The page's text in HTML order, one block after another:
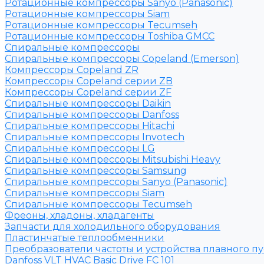
Ротационные компрессоры Sanyo (Panasonic)
Ротационные компрессоры Siam
Ротационные компрессоры Tecumseh
Ротационные компрессоры Toshiba GMCC
Спиральные компрессоры
Спиральные компрессоры Copeland (Emerson)
Компрессоры Copeland ZR
Компрессоры Copeland серии ZB
Компрессоры Copeland серии ZF
Спиральные компрессоры Daikin
Спиральные компрессоры Danfoss
Спиральные компрессоры Hitachi
Спиральные компрессоры Invotech
Спиральные компрессоры LG
Спиральные компрессоры Mitsubishi Heavy
Спиральные компрессоры Samsung
Спиральные компрессоры Sanyo (Panasonic)
Спиральные компрессоры Siam
Спиральные компрессоры Tecumseh
Фреоны, хладоны, хладагенты
Запчасти для холодильного оборудования
Пластинчатые теплообменники
Преобразователи частоты и устройства плавного
Danfoss VLT HVAC Basic Drive FC 101